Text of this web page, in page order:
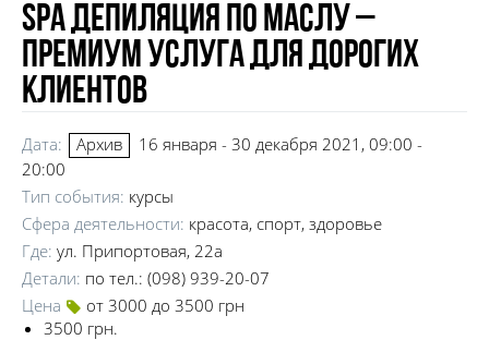
SPA депиляция по маслу –
премиум услуга для дорогих
клиентов
Дата: Архив
16 января - 30 декабря 2021, 09:00 -
20:00
Тип события: курсы
Сфера деятельности: красота, спорт, здоровье
Где: ул. Припортовая, 22а
Детали: по тел.: (098) 939-20-07
Цена
от 3000 до 3500 грн
3500 грн.